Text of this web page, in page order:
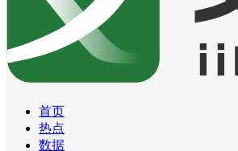
首页
热点
数据